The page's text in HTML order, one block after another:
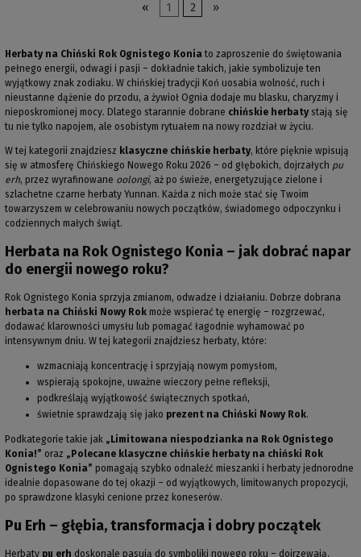
« 1 2 »
Herbaty na Chiński Rok Ognistego Koniato zaproszenie do świętowania
pełnego energii, odwagi i pasji – dokładnie takich, jakie symbolizuje ten
wyjątkowy znak zodiaku. W chińskiej tradycji Koń uosabia wolność, ruch i
nieustanne dążenie do przodu, a żywioł Ognia dodaje mu blasku, charyzmy i
nieposkromionej mocy. Dlatego starannie dobrane chińskie herbaty stają się
tu nie tylko napojem, ale osobistym rytuałem na nowy rozdział w życiu.
W tej kategorii znajdziesz klasyczne chińskie herbaty, które pięknie wpisują
się w atmosferę Chińskiego Nowego Roku 2026 – od głębokich, dojrzałych pu
erh, przez wyrafinowane oolongi, aż po świeże, energetyzujące zielone i
szlachetne czarne herbaty Yunnan. Każda z nich może stać się Twoim
towarzyszem w celebrowaniu nowych początków, świadomego odpoczynku i
codziennych małych świąt.
Herbata na Rok Ognistego Konia – jak dobrać napar
do energii nowego roku?
Rok Ognistego Konia sprzyja zmianom, odwadze i działaniu. Dobrze dobrana
herbata na Chiński Nowy Rok może wspierać tę energię – rozgrzewać,
dodawać klarowności umysłu lub pomagać łagodnie wyhamować po
intensywnym dniu. W tej kategorii znajdziesz herbaty, które:
wzmacniają koncentrację i sprzyjają nowym pomysłom,
wspierają spokojne, uważne wieczory pełne refleksji,
podkreślają wyjątkowość świątecznych spotkań,
świetnie sprawdzają się jako prezent na Chiński Nowy Rok.
Podkategorie takie jak „Limitowana niespodzianka na Rok Ognistego
Konia!” oraz „Polecane klasyczne chińskie herbaty na chiński Rok
Ognistego Konia” pomagają szybko odnaleźć mieszanki i herbaty jednorodne
idealnie dopasowane do tej okazji – od wyjątkowych, limitowanych propozycji,
po sprawdzone klasyki cenione przez koneserów.
Pu Erh – głębia, transformacja i dobry początek
Herbaty pu erh doskonale pasują do symboliki nowego roku – dojrzewają,